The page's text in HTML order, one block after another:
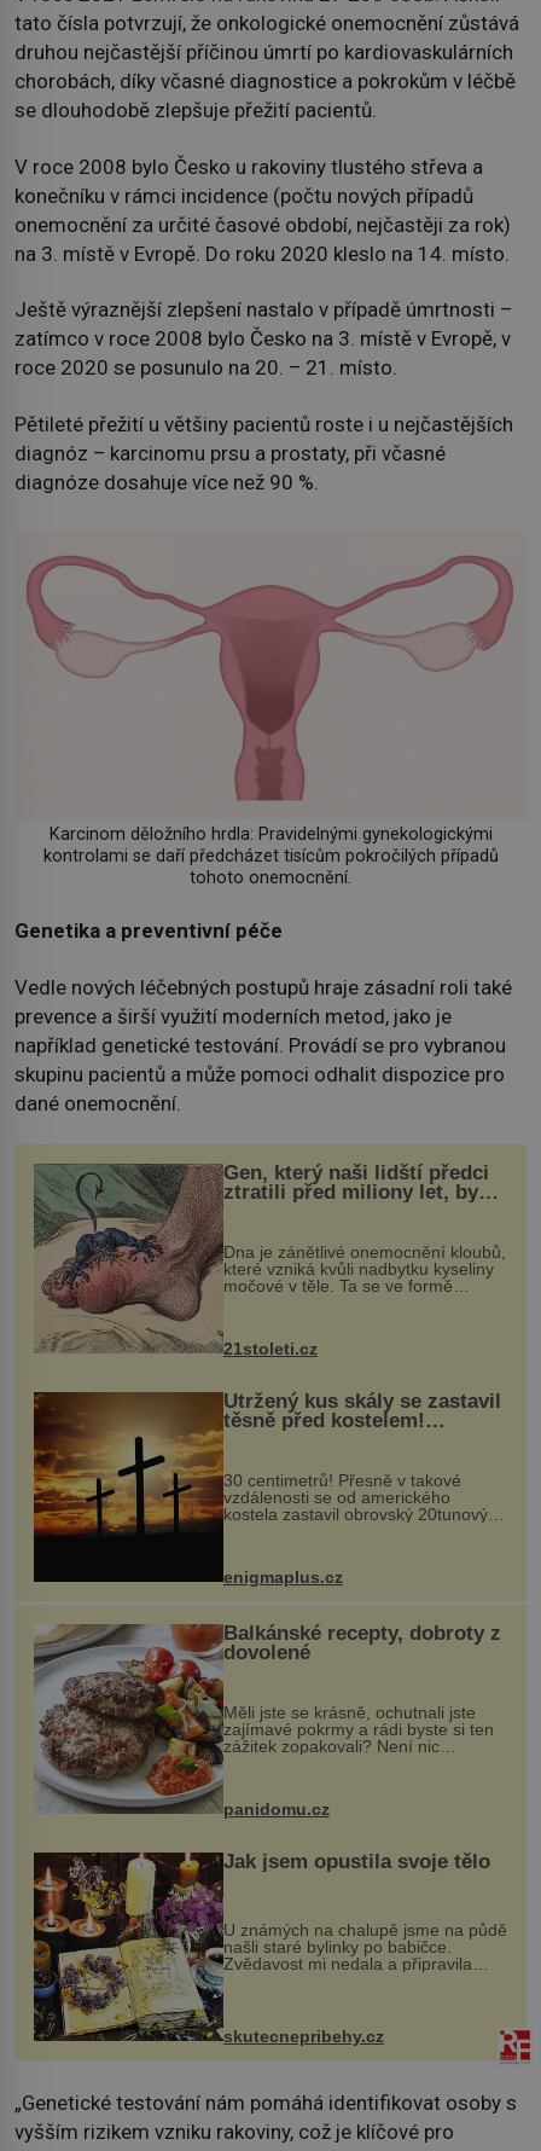
tato čísla potvrzují, že onkologické onemocnění zůstává
druhou nejčastější příčinou úmrtí po kardiovaskulárních
chorobách, díky včasné diagnostice a pokrokům v léčbě
se dlouhodobě zlepšuje přežití pacientů.
V roce 2008 bylo Česko u rakoviny tlustého střeva a
konečníku v rámci incidence (počtu nových případů
onemocnění za určité časové období, nejčastěji za rok)
na 3. místě v Evropě. Do roku 2020 kleslo na 14. místo.
Ještě výraznější zlepšení nastalo v případě úmrtnosti –
zatímco v roce 2008 bylo Česko na 3. místě v Evropě, v
roce 2020 se posunulo na 20. – 21. místo.
Pětileté přežití u většiny pacientů roste i u nejčastějších
diagnóz – karcinomu prsu a prostaty, při včasné
diagnóze dosahuje více než 90 %.
Karcinom děložního hrdla: Pravidelnými gynekologickými
kontrolami se daří předcházet tisícům pokročilých případů
tohoto onemocnění.
Genetika a preventivní péče
Vedle nových léčebných postupů hraje zásadní roli také
prevence a širší využití moderních metod, jako je
například genetické testování. Provádí se pro vybranou
skupinu pacientů a může pomoci odhalit dispozice pro
dané onemocnění.
Gen, který naši lidští předci
ztratili před miliony let, by
mohl pomoci s léčbou
„nemoci králů“
Dna je zánětlivé onemocnění kloubů,
které vzniká kvůli nadbytku kyseliny
močové v těle. Ta se ve formě
nohou, a způsobuje bole...
21stoleti.cz
Utržený kus skály se zastavil
těsně před kostelem!
Ochránila ho boží síla?
30 centimetrů! Přesně v takové
vzdálenosti se od amerického
kostela zastavil obrovský 20tunový
...
enigmaplus.cz
Balkánské recepty, dobroty z
dovolené
Měli jste se krásně, ochutnali jste
zajímavé pokrmy a rádi byste si ten
zážitek zopakovali? Není nic
snazšího. Pljeskavica (10 porcí)
Možná jste ji ochutnali na dovolené v
panidomu.cz
Jak jsem opustila svoje tělo
U známých na chalupě jsme na půdě
našli staré bylinky po babičce.
Zvědavost mi nedala a připravila
jsem si z nich lektvar… Zimní pobyt
na chalupě se pro mě vlastní vinou
změnil v děsivý zážitek, na kt...
skutecnepribehy.cz
„Genetické testování nám pomáhá identifikovat osoby s
vyšším rizikem vzniku rakoviny, což je klíčové pro